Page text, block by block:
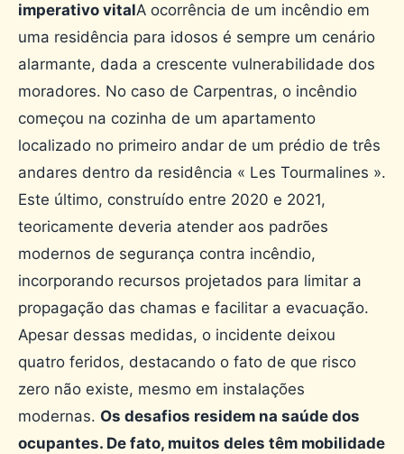
imperativo vitalA ocorrência de um incêndio em
uma residência para idosos é sempre um cenário
alarmante, dada a crescente vulnerabilidade dos
moradores. No caso de Carpentras, o incêndio
começou na cozinha de um apartamento
localizado no primeiro andar de um prédio de três
andares dentro da residência « Les Tourmalines ».
Este último, construído entre 2020 e 2021,
teoricamente deveria atender aos padrões
modernos de segurança contra incêndio,
incorporando recursos projetados para limitar a
propagação das chamas e facilitar a evacuação.
Apesar dessas medidas, o incidente deixou
quatro feridos, destacando o fato de que risco
zero não existe, mesmo em instalações
modernas. Os desafios residem na saúde dos
ocupantes. De fato, muitos deles têm mobilidade